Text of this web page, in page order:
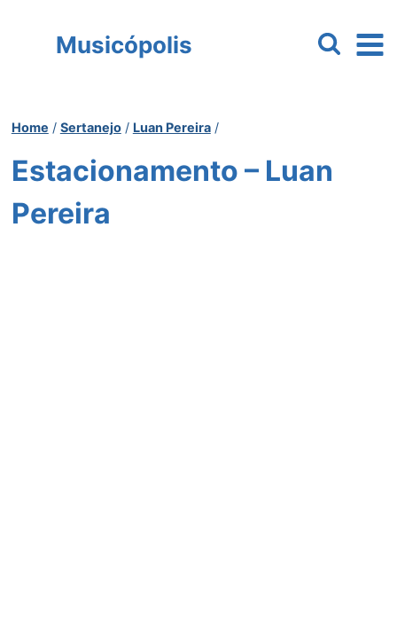
Musicópolis
Home / Sertanejo / Luan Pereira /
Estacionamento – Luan
Pereira